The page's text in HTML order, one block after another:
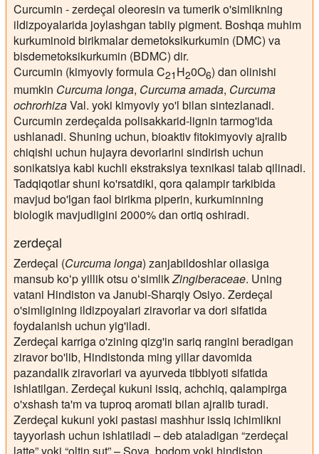
Curcumin - zerdeçal oleoresin va tumerik o'simlikning
ildizpoyalarida joylashgan tabiiy pigment. Boshqa muhim
kurkuminoid birikmalar demetoksikurkumin (DMC) va
bisdemetoksikurkumin (BDMC) dir.
Curcumin (kimyoviy formula C21 H20O6) dan olinishi
mumkin Curcuma longa, Curcuma amada, Curcuma
ochrorhizaVal. yoki kimyoviy yo'l bilan sintezlanadi.
Curcumin zerdeçalda polisakkarid-lignin tarmog'ida
ushlanadi. Shuning uchun, bioaktiv fitokimyoviy ajralib
chiqishi uchun hujayra devorlarini sindirish uchun
sonikatsiya kabi kuchli ekstraksiya texnikasi talab qilinadi.
Tadqiqotlar shuni ko'rsatdiki, qora qalampir tarkibida
mavjud bo'lgan faol birikma piperin, kurkuminning
biologik mavjudligini 2000% dan ortiq oshiradi.
zerdeçal
Zerdeçal (Curcuma longa) zanjabildoshlar oilasiga
mansub koʻp yillik otsu oʻsimlikZingiberaceae. Uning
vatani Hindiston va Janubi-Sharqiy Osiyo. Zerdeçal
o'simligining ildizpoyalari ziravorlar va dori sifatida
foydalanish uchun yig'iladi.
Zerdeçal karriga o'zining qizg'in sariq rangini beradigan
ziravor bo'lib, Hindistonda ming yillar davomida
pazandalik ziravorlari va ayurveda tibbiyoti sifatida
ishlatilgan. Zerdeçal kukuni issiq, achchiq, qalampirga
o'xshash ta'm va tuproq aromati bilan ajralib turadi.
Zerdeçal kukuni yoki pastasi mashhur issiq ichimlikni
tayyorlash uchun ishlatiladi – deb ataladigan “zerdeçal